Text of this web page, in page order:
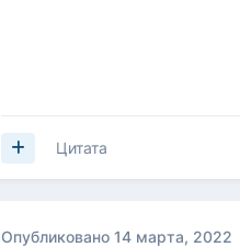
Цитата
Опубликовано14 марта, 2022